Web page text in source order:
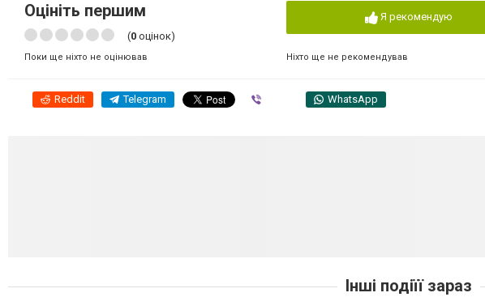
Оцініть першим
(0 оцінок)
Поки ще ніхто не оцінював
Я рекомендую
Ніхто ще не рекомендував
Reddit Telegram WhatsApp
Інші подіїї зараз